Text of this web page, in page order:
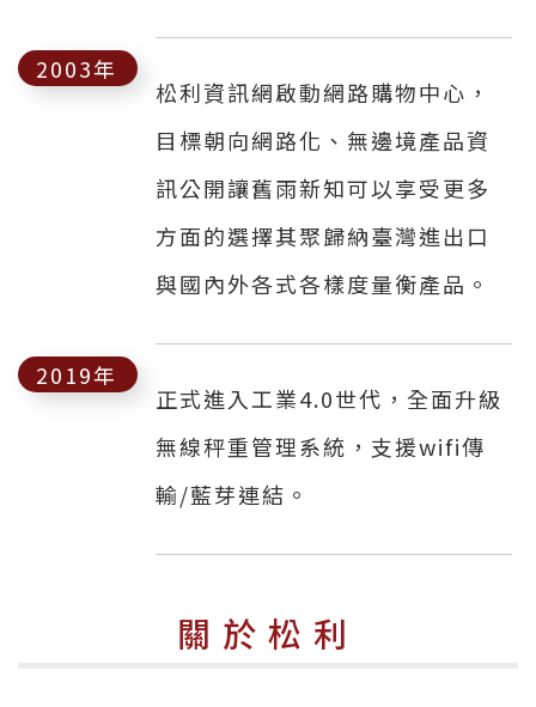
2003年
松利資訊網啟動網路購物中心，
目標朝向網路化、無邊境產品資
訊公開讓舊雨新知可以享受更多
方面的選擇其聚歸納臺灣進出口
與國內外各式各樣度量衡產品。
2019年
正式進入工業4.0世代，全面升級
無線秤重管理系統，支援wifi傳
輸/藍芽連結。
關於松利